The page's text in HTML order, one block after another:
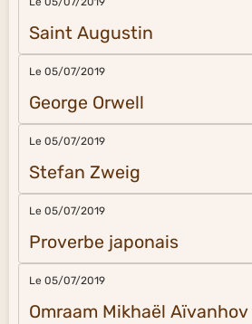
Saint Augustin
Le 05/07/2019
George Orwell
Le 05/07/2019
Stefan Zweig
Le 05/07/2019
Proverbe japonais
Le 05/07/2019
Omraam Mikhaël Aïvanhov